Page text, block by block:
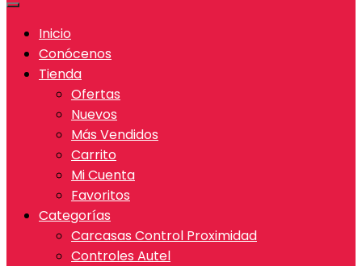
Inicio
Conócenos
Tienda
Ofertas
Nuevos
Más Vendidos
Carrito
Mi Cuenta
Favoritos
Categorías
Carcasas Control Proximidad
Controles Autel